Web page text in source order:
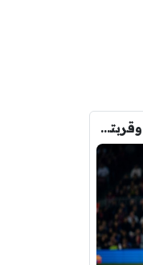
4 أسباب أبعدت رودري عن ريال مدريد وقربته من برشلونة